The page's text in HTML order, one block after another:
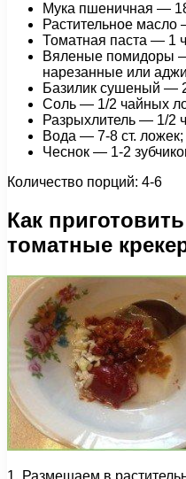
Мука пшеничная —
Растительное масло
Томатная паста — 1
Вяленые помидоры
нарезанные или
Базилик сушеный —
Соль — 1/2 чайных
Разрыхлитель — 1/2
Вода — 7-8 ст. ложек;
Чеснок — 1-2
Количество порций: 4-6
Как
томатные